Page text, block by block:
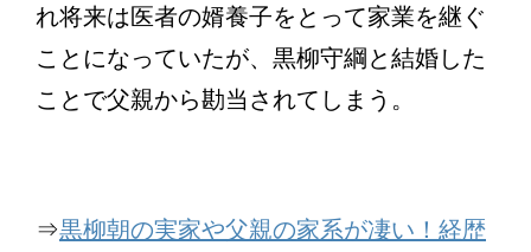
れ将来は医者の婿養子をとって家業を継ぐ
ことになっていたが、黒柳守綱と結婚した
ことで父親から勘当されてしまう。
⇒黒柳朝の実家や父親の家系が凄い！経歴